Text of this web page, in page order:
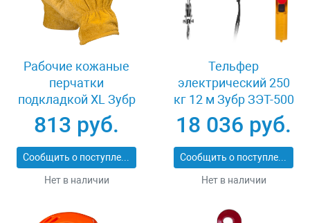
Рабочие кожаные
перчатки
подкладкой XL Зубр
МАСТЕР 1135-XL
813 руб.
Сообщить о поступлении
Нет в наличии
Тельфер
электрический 250
кг 12 м Зубр ЗЭТ-500
18 036 руб.
Сообщить о поступлении
Нет в наличии